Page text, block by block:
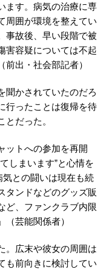
ます。病気の治療に専
周囲が環境を整えてい
事故後、早い段階で被
害容疑については不起
出・社会部記者）
聞かされていたのだろ
行ったことは復帰を待
だった。
ットへの参加を再開
しまいます”と心情を
気との闘いは現在も続
タンドなどのグッズ販
ど、ファンクラブ内限
芸能関係者）
。広末や彼女の周囲は
も前向きに検討してい